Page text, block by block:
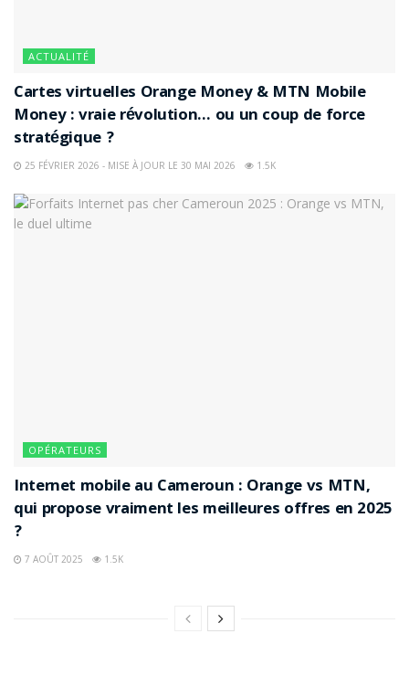
ACTUALITÉ
Cartes virtuelles Orange Money & MTN Mobile
Money : vraie révolution… ou un coup de force
stratégique ?
25 FÉVRIER 2026 - MISE À JOUR LE 30 MAI 2026 1.5K
OPÉRATEURS
Internet mobile au Cameroun : Orange vs MTN,
qui propose vraiment les meilleures offres en 2025
?
7 AOÛT 2025 1.5K